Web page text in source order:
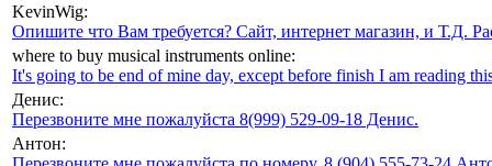
KevinWig:
Опишите что Вам требуется? Сайт, интернет магазин, и Т.Д.
where to buy musical instruments online:
It's going to be end of mine day, except before finish I am reading
Денис:
Перезвоните мне пожалуйста 8(999) 529-09-18 Денис.
Антон: